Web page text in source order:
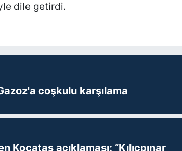
dile getirdi.
coşkulu karşılama
Kocataş açıklaması: “Kılıçpınar